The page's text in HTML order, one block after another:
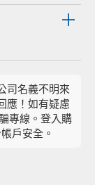
司名義不明來
應！如有疑慮
專線。登入購
戶安全。